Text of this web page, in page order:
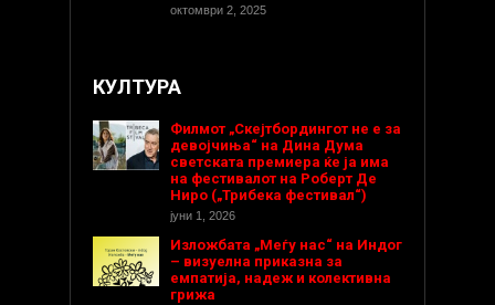
октомври 2, 2025
КУЛТУРА
Филмот „Скејтбордингот не е за
девојчиња“ на Дина Дума
светската премиера ќе ја има
на фестивалот на Роберт Де
Ниро („Трибека фестивал“)
јуни 1, 2026
Изложбата „Меѓу нас“ на Индог
– визуелна приказна за
емпатија, надеж и колективна
грижа